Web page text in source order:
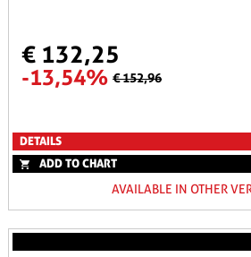
€ 132,25
-13,54% € 152,96
DETAILS
ADD TO CHART
AVAILABLE IN OTHER